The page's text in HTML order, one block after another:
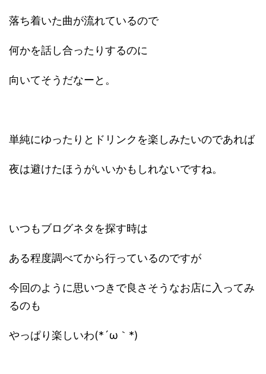
落ち着いた曲が流れているので
何かを話し合ったりするのに
向いてそうだなーと。
単純にゆったりとドリンクを楽しみたいのであれば
夜は避けたほうがいいかもしれないですね。
いつもブログネタを探す時は
ある程度調べてから行っているのですが
今回のように思いつきで良さそうなお店に入ってみ
るのも
やっぱり楽しいわ(*´ω｀*)